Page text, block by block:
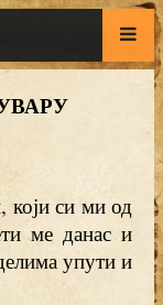
који си ми од
ме данас и
упути и